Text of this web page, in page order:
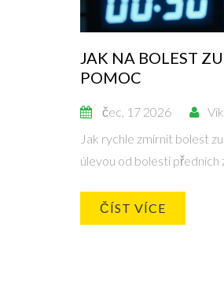
JAK NA BOLEST
POMOC
čec, 17 2026
Jak rychle zmírnit bolest
úlevou od bolesti předních
ČÍST VÍCE